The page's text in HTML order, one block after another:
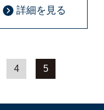
詳細を見る
4 5